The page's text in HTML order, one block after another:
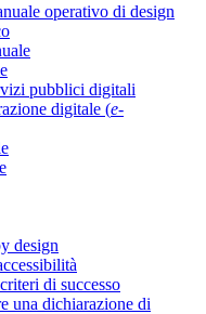
operativo di design
pubblici digitali
digitale (e-
design
di successo
una dichiarazione di